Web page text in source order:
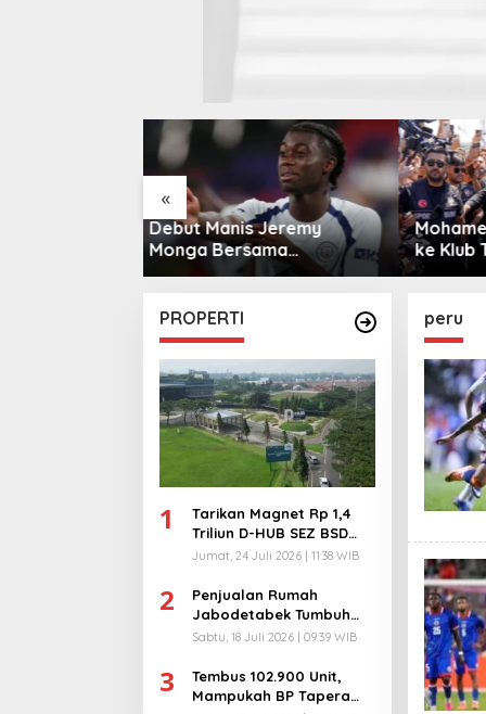
«
Mohamed Salah Berlabuh
ke Klub Turki
PROPERTI
1
Tarikan Magnet Rp 1,4
Triliun D-HUB SEZ BSD
City, Buka 1736
Jumat, 24 Juli 2026 | 11:38 WIB
2
Penjualan Rumah
Jabodetabek Tumbuh
94%! Developer
Ekstra
Sabtu, 18 Juli 2026 | 09:39 WIB
3
Tembus 102.900 Unit,
Mampukah BP Tapera
peru